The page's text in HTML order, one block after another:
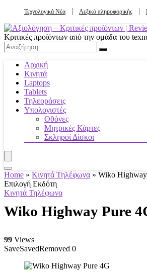
Τεχνολογικά Νέα Λεξικό πληροφορικής
Κριτικές προϊόντων από την ομάδα του
Αρχική
Κινητά
Laptops
Tablets
Τηλεοράσεις
Υπολογιστές
Οθόνες
Μητρικές Κάρτες
Σκληροί Δίσκοι
Home » Κινητά Τηλέφωνα » Wiko
Επιλογή Εκδότη
Κινητά Τηλέφωνα
Wiko Highway Pure
99 Views
SaveSavedRemoved 0